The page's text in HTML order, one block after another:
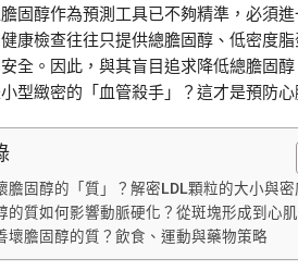
固醇作為預測工具已不夠精準，必須
康檢查往往只提供總膽固醇、低密度
全。因此，與其盲目追求降低總膽固
型緻密的「血管殺手」？這才是預防
膽固醇的「質」？解密LDL顆粒的大小與密
的質如何影響動脈硬化？從斑塊形成到心
壞膽固醇的質？飲食、運動與藥物策略